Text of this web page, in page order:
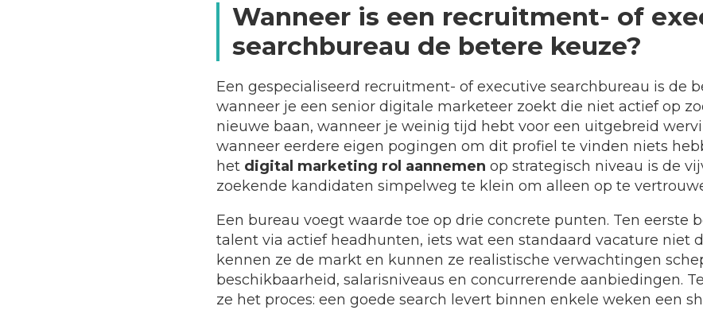
Wanneer is een recruitment- of
searchbureau de betere keuze?
Een gespecialiseerd recruitment- of executive searchbureau is de
wanneer je een senior digitale marketeer zoekt die niet actief op
nieuwe baan, wanneer je weinig tijd hebt voor een uitgebreid
wanneer eerdere eigen pogingen om dit profiel te vinden niets
het digital marketing rol aannemen op strategisch niveau is de
zoekende kandidaten simpelweg te klein om alleen op te
Een bureau voegt waarde toe op drie concrete punten. Ten eerste
talent via actief headhunten, iets wat een standaard vacature niet
kennen ze de markt en kunnen ze realistische verwachtingen
beschikbaarheid, salarisniveaus en concurrerende aanbiedingen.
ze het proces: een goede search levert binnen enkele weken een